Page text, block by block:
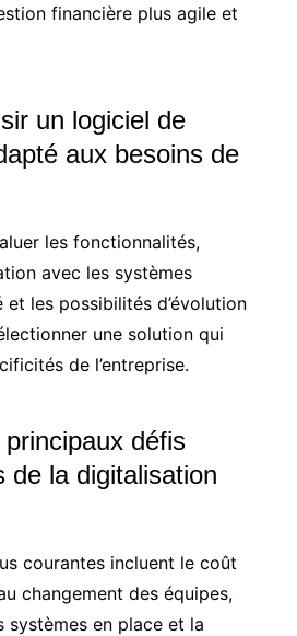
financière plus agile et
un logiciel de
aux besoins de
les fonctionnalités,
avec les systèmes
les possibilités d’évolution
une solution qui
de l’entreprise.
défis
de la digitalisation
courantes incluent le coût
changement des équipes,
systèmes en place et la